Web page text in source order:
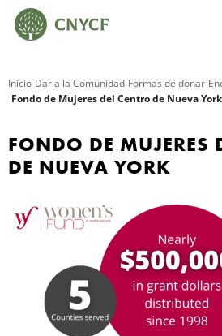
Inicio Dar a la Comunidad Formas de donar
Fondo de Mujeres del Centro de Nueva York
FONDO DE MUJERES
DE NUEVA YORK